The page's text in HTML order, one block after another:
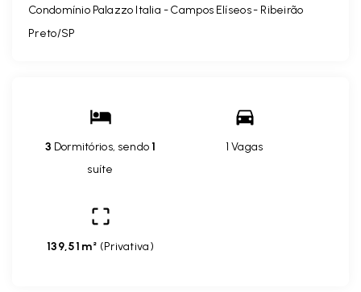
Condomínio Palazzo Italia -Campos Elíseos - Ribeirão
Preto/SP
3 Dormitórios, sendo1
suíte
1 Vagas
139,51 m² (Privativa)